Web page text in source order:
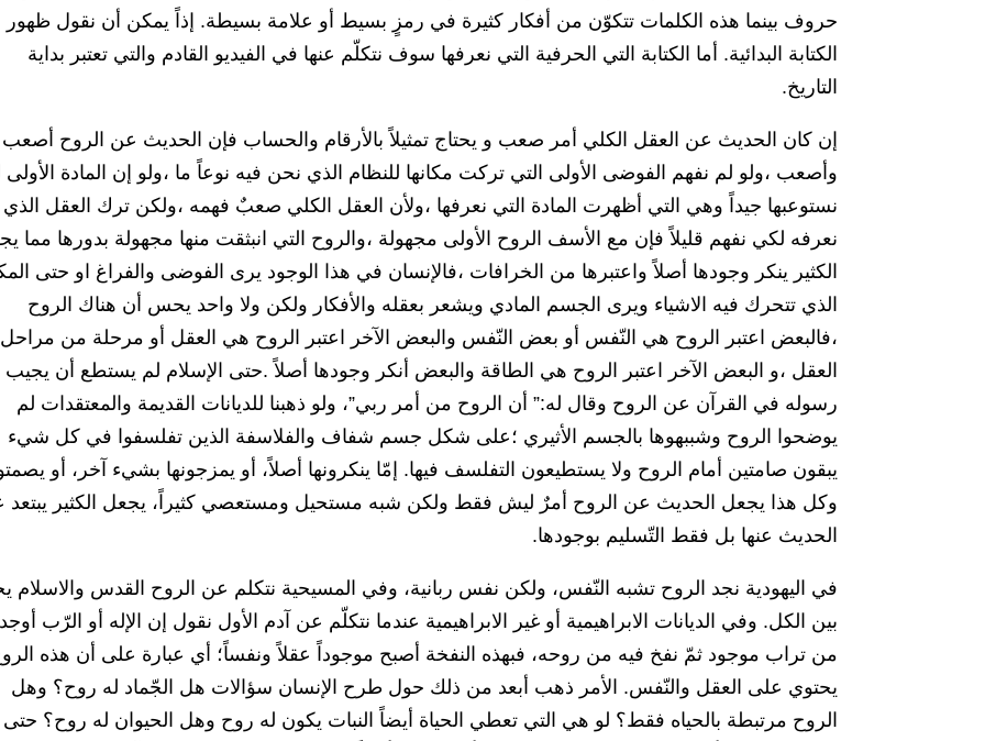
حروف بينما هذه الكلمات تتكوّن من أفكار كثيرة في رمزٍ بسيط أو علامة بسيطة. إذاً يمكن أن نقول ظهور
الكتابة البدائية. أما الكتابة التي الحرفية التي نعرفها سوف نتكلّم عنها في الفيديو القادم والتي تعتبر بداية
التاريخ.
إن كان الحديث عن العقل الكلي أمر صعب و يحتاج تمثيلاً بالأرقام والحساب فإن الحديث عن الروح أصعب
وأصعب ،ولو لم نفهم الفوضى الأولى التي تركت مكانها للنظام الذي نحن فيه نوعاً ما ،ولو إن المادة الأولى
نستوعبها جيداً وهي التي أظهرت المادة التي نعرفها ،ولأن العقل الكلي صعبٌ فهمه ،ولكن ترك العقل الذي
نعرفه لكي نفهم قليلاً فإن مع الأسف الروح الأولى مجهولة ،والروح التي انبثقت منها مجهولة بدورها مما
الكثير ينكر وجودها أصلاً واعتبرها من الخرافات ،فالإنسان في هذا الوجود يرى الفوضى والفراغ او حتى
الذي تتحرك فيه الاشياء ويرى الجسم المادي ويشعر بعقله والأفكار ولكن ولا واحد يحس أن هناك الروح
،فالبعض اعتبر الروح هي النّفس أو بعض النّفس والبعض الآخر اعتبر الروح هي العقل أو مرحلة من مراحل
العقل ،و البعض الآخر اعتبر الروح هي الطاقة والبعض أنكر وجودها أصلاً .حتى الإسلام لم يستطع أن يجيب
رسوله في القرآن عن الروح وقال له:” أن الروح من أمر ربي”، ولو ذهبنا للديانات القديمة والمعتقدات لم
يوضحوا الروح وشببهوها بالجسم الأثيري ؛على شكل جسم شفاف والفلاسفة الذين تفلسفوا في كل شيء
يبقون صامتين أمام الروح ولا يستطيعون التفلسف فيها. إمّا ينكرونها أصلاً، أو يمزجونها بشيء آخر، أو
وكل هذا يجعل الحديث عن الروح أمرٌ ليش فقط ولكن شبه مستحيل ومستعصي كثيراً، يجعل الكثير يبتعد
الحديث عنها بل فقط التّسليم بوجودها.
في اليهودية نجد الروح تشبه النّفس، ولكن نفس ربانية، وفي المسيحية نتكلم عن الروح القدس والاسلام
بين الكل. وفي الديانات الابراهيمية أو غير الابراهيمية عندما نتكلّم عن آدم الأول نقول إن الإله أو الرّب
من تراب موجود ثمّ نفخ فيه من روحه، فبهذه النفخة أصبح موجوداً عقلاً ونفساً؛ أي عبارة على أن هذه
يحتوي على العقل والنّفس. الأمر ذهب أبعد من ذلك حول طرح الإنسان سؤالات هل الجّماد له روح؟ وهل
الروح مرتبطة بالحياه فقط؟ لو هي التي تعطي الحياة أيضاً النبات يكون له روح وهل الحيوان له روح؟